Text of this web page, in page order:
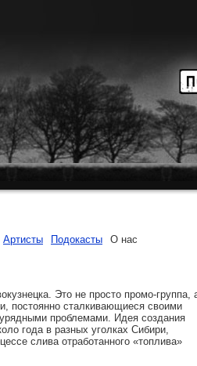
Артисты Подокасты О нас
Это не просто промо-группа,
постоянно сталкивающиеся своими
проблемами. Идея создания
года в разных уголках Сибири,
слива отработанного «топлива»